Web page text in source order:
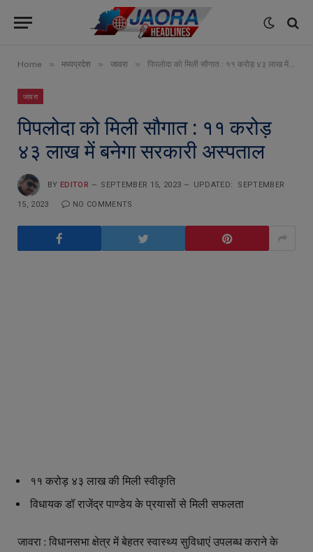
Home » मध्यप्रदेश » जावरा » पिपलोदा को मिली सौगात : ११ करोड़ ४३ लाख में बनेगा सरकारी अस्पताल
जावरा
पिपलोदा को मिली सौगात : ११ करोड़
४३ लाख में बनेगा सरकारी अस्पताल
BY EDITOR SEPTEMBER 15, 2023 UPDATED: SEPTEMBER
15, 2023 NO COMMENTS
११ करोड़ ४३ लाख की मिली स्वीकृति
विधायक डॉ राजेंद्र पाण्डेय के प्रयासों से मिली सफलता
जावरा : विधानसभा क्षेत्र में बेहतर स्वास्थ्य सुविधाएं उपलब्ध कराने के